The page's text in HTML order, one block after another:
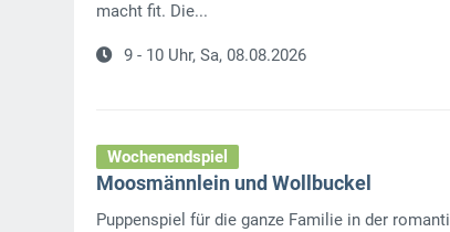
macht fit. Die...
9 - 10 Uhr,Sa, 08.08.2026
Wochenendspiel
Moosmännlein und Wollbuckel
Puppenspiel für die ganze Familie in der